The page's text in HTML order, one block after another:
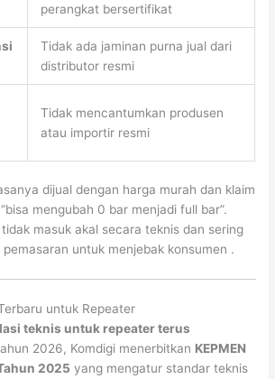
perangkat bersertifikat
Tidak ada jaminan purna jual dari
distributor resmi
Tidak mencantumkan produsen
atau importir resmi
dijual dengan harga murah dan klaim
mengubah 0 bar menjadi full bar”.
masuk akal secara teknis dan sering
untuk menjebak konsumen .
untuk Repeater
teknis untuk repeater terus
2026, Komdigi menerbitkan KEPMEN
2025 yang mengatur standar teknis